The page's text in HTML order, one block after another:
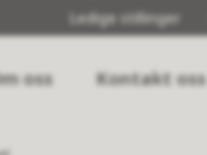
Ledige stillinger
oss Kontakt oss